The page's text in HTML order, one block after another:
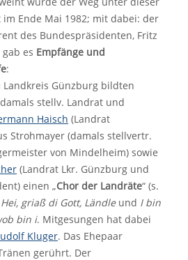
im Ende Mai 1982; mit dabei: der
des Bundespräsidenten, Fritz
es Empfänge und
:
Landkreis Günzburg bildten
stellv. Landrat und
Haisch (Landrat
Strohmayer (damals stellvertr.
von Mindelheim) sowie
(Landrat Lkr. Günzburg und
einen „Chor der Landräte“ (s.
Hei, griaß di Gott, Ländleund I bin
bin i. Mitgesungen hat dabei
Kluger. Das Ehepaar
gerührt. Der